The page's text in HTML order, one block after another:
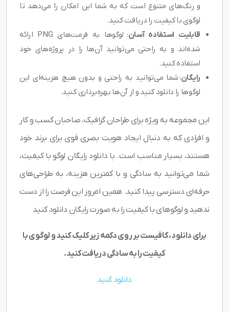
و رنگ‌های متنوع است که به شما این امکان را می‌دهد تا
لوگوی با کیفیت را دریافت کنید.
قابلیت استفاده آسان
: لوگوها به فرمت‌های PNG ارائه
شده‌اند و به راحتی می‌توانید آن‌ها را در پروژه‌های خود
استفاده کنید.
رایگان: شما می‌توانید به راحتی و بدون هیچ هزینه‌ای این
لوگوها را دانلود کنید و از آن‌ها بهره‌برداری کنید.
این مجموعه به ویژه برای طراحان گرافیک، صاحبان کسب و کار
و افرادی که به دنبال ایجاد هویت بصری قوی برای برند خود
هستند، بسیار مناسب است. با دانلود رایگان لوگو با کیفیت،
شما می‌توانید به سادگی و با کمترین هزینه، به طراحی‌های
حرفه‌ای دسترسی پیدا کنید. همین امروز این فرصت را از دست
ندهید و لوگوهای با کیفیت را به صورت رایگان دانلود کنید
برای دانلود، کافیست بر روی دکمه زیر کلیک کنید و لوگوی با
کیفیت را به سادگی دریافت کنید.
دانلود کنید